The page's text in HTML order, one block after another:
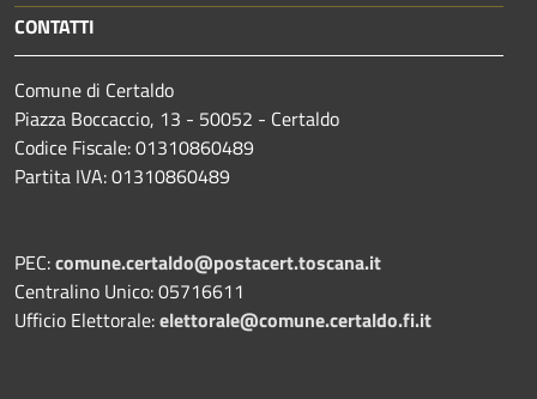
CONTATTI
Comune di Certaldo
Piazza Boccaccio, 13 - 50052 - Certaldo
Codice Fiscale: 01310860489
Partita IVA: 01310860489
PEC:comune.certaldo@postacert.toscana.it
Centralino Unico: 05716611
Ufficio Elettorale:elettorale@comune.certaldo.fi.it